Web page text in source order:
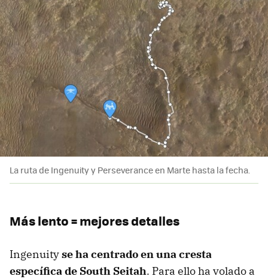
La ruta de Ingenuity y Perseverance en Marte hasta la fecha.
Más lento = mejores detalles
Ingenuityse ha centrado en una cresta
específica de South Seitah. Para ello ha volado a